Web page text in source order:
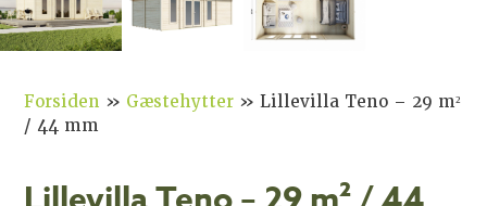
Forsiden » Gæstehytter »Lillevilla Teno – 29 m²
/ 44 mm